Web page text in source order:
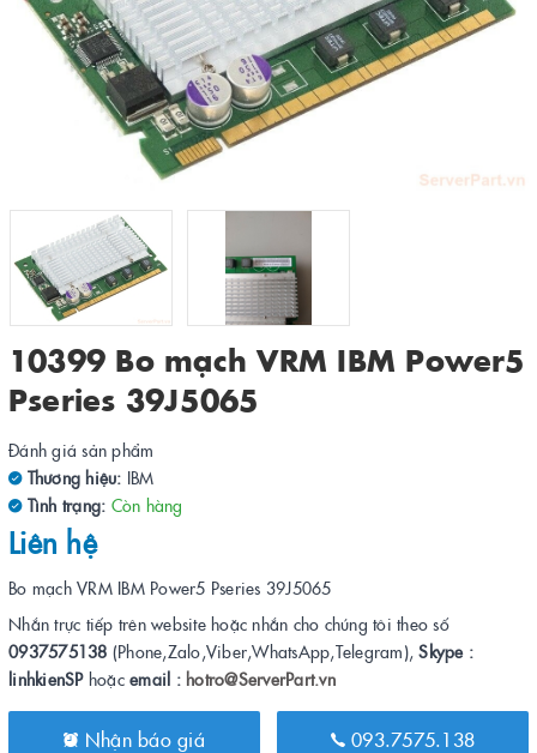
10399 Bo mạch VRM IBM Power5
Pseries 39J5065
Đánh giá sản phẩm
Thương hiệu: IBM
Tình trạng: Còn hàng
Liên hệ
Bo mạch VRM IBM Power5 Pseries 39J5065
Nhắn trực tiếp trên website hoặc nhắn cho chúng tôi theo số
0937575138 (Phone,Zalo,Viber,WhatsApp,Telegram),Skype :
linhkienSPhoặc email : hotro@ServerPart.vn
Nhận báo giá 093.7575.138